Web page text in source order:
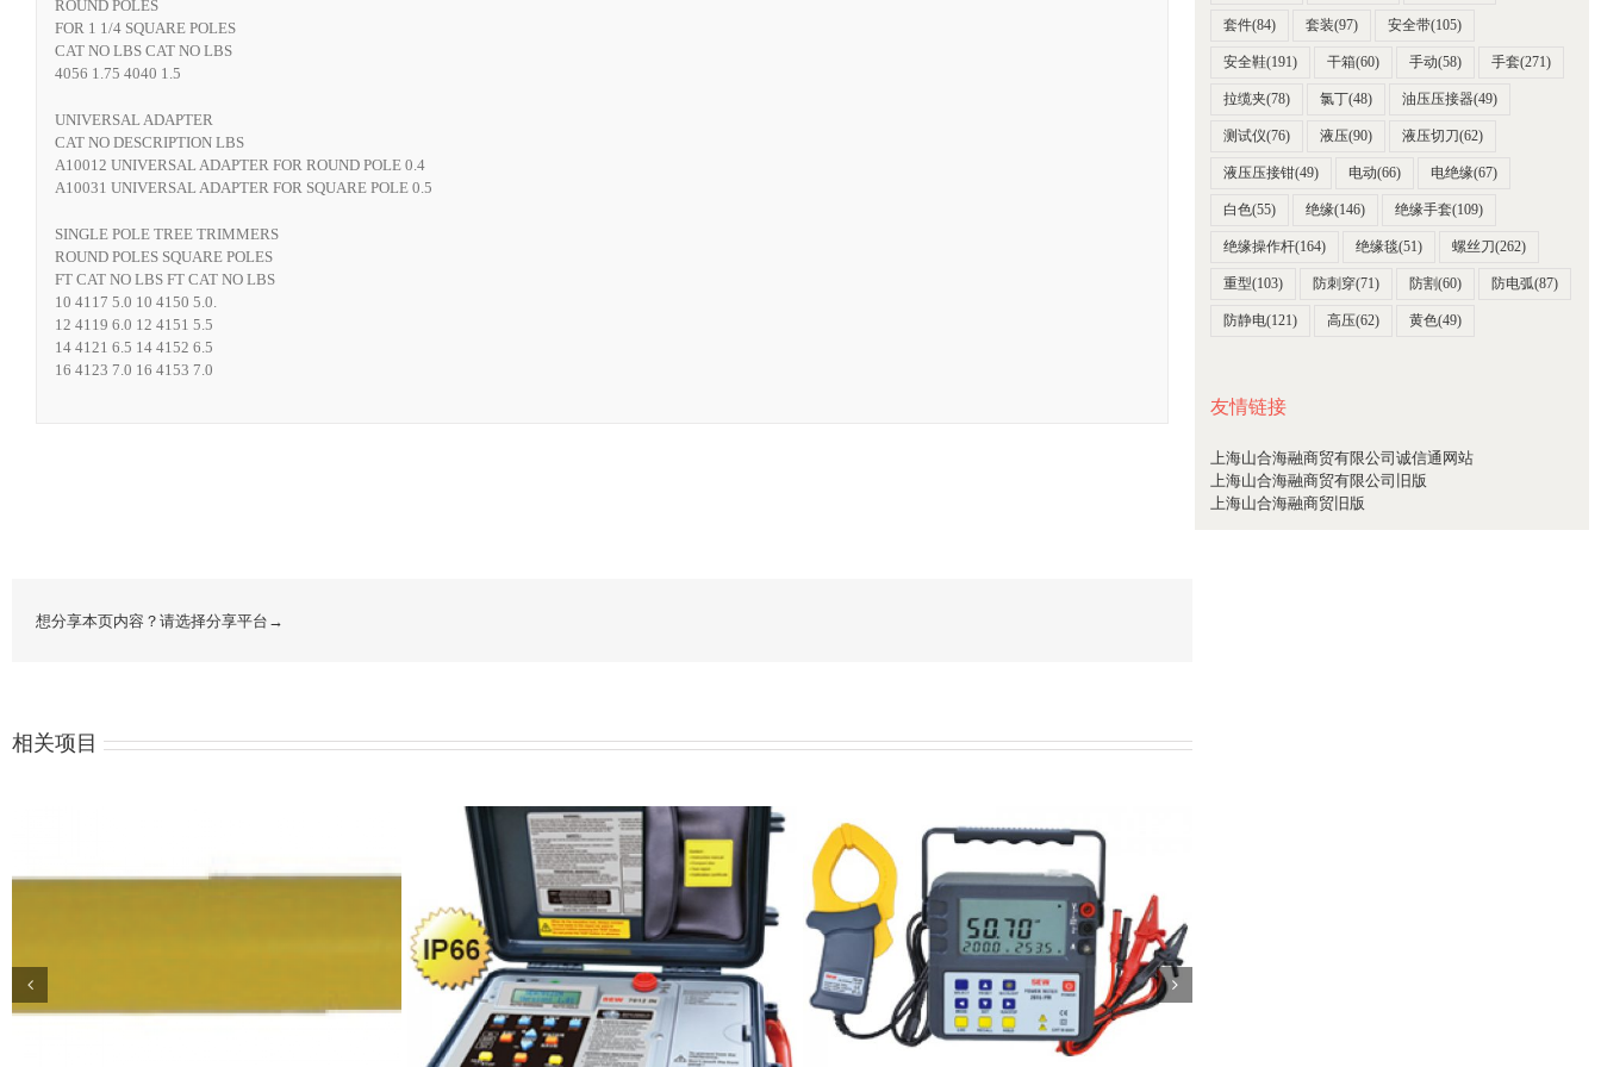
ROUND POLES
FOR 1 1/4 SQUARE POLES
CAT NO LBS CAT NO LBS
4056 1.75 4040 1.5
UNIVERSAL ADAPTER
CAT NO DESCRIPTION LBS
A10012 UNIVERSAL ADAPTER FOR ROUND POLE 0.4
A10031 UNIVERSAL ADAPTER FOR SQUARE POLE 0.5
SINGLE POLE TREE TRIMMERS
ROUND POLES SQUARE POLES
FT CAT NO LBS FT CAT NO LBS
10 4117 5.0 10 4150 5.0.
12 4119 6.0 12 4151 5.5
14 4121 6.5 14 4152 6.5
16 4123 7.0 16 4153 7.0
想分享本页内容？请选择分享平台→
相关项目
套件(84) 套装(97) 安全带(105)
安全鞋(191) 干箱(60) 手动(58) 手套(271)
拉缆夹(78) 氯丁(48) 油压压接器(49)
测试仪(76) 液压(90) 液压切刀(62)
液压压接钳(49) 电动(66) 电绝缘(67)
白色(55) 绝缘(146) 绝缘手套(109)
绝缘操作杆(164) 绝缘毯(51) 螺丝刀(262)
重型(103) 防刺穿(71) 防割(60) 防电弧(87)
防静电(121) 高压(62) 黄色(49)
友情链接
上海山合海融商贸有限公司诚信通网站
上海山合海融商贸有限公司旧版
上海山合海融商贸旧版